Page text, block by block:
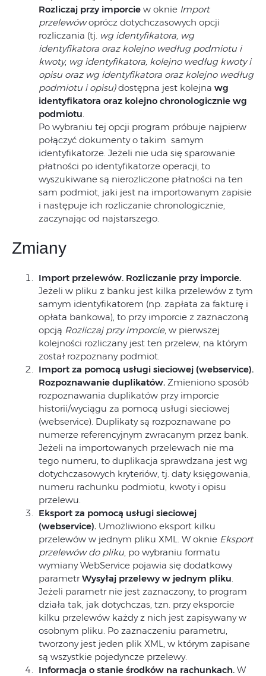
Rozliczaj przy imporcie w oknie Import
przelewówoprócz dotychczasowych opcji
rozliczania (tj. wg identyfikatora, wg
identyfikatora oraz kolejno według podmiotu i
kwoty, wg identyfikatora, kolejno według kwoty i
opisu oraz wg identyfikatora oraz kolejno według
podmiotu i opisu)dostępna jest kolejna wg
identyfikatora oraz kolejno chronologicznie wg
podmiotu.
Po wybraniu tej opcji program próbuje najpierw
połączyć dokumenty o takim samym
identyfikatorze. Jeżeli nie uda się sparowanie
płatności po identyfikatorze operacji, to
wyszukiwane są nierozliczone płatności na ten
sam podmiot, jaki jest na importowanym zapisie
i następuje ich rozliczanie chronologicznie,
zaczynając od najstarszego.
Zmiany
Import przelewów. Rozliczanie przy imporcie.
Jeżeli w pliku z banku jest kilka przelewów z tym
samym identyfikatorem (np. zapłata za fakturę i
opłata bankowa), to przy imporcie z zaznaczoną
opcją Rozliczaj przy imporcie, w pierwszej
kolejności rozliczany jest ten przelew, na którym
został rozpoznany podmiot.
Import za pomocą usługi sieciowej (webservice).
Rozpoznawanie duplikatów. Zmieniono sposób
rozpoznawania duplikatów przy imporcie
historii/wyciągu za pomocą usługi sieciowej
(webservice). Duplikaty są rozpoznawane po
numerze referencyjnym zwracanym przez bank.
Jeżeli na importowanych przelewach nie ma
tego numeru, to duplikacja sprawdzana jest wg
dotychczasowych kryteriów, tj. daty księgowania,
numeru rachunku podmiotu, kwoty i opisu
przelewu.
Eksport za pomocą usługi sieciowej
(webservice). Umożliwiono eksport kilku
przelewów w jednym pliku XML. W oknie Eksport
przelewów do pliku, po wybraniu formatu
wymiany WebService pojawia się dodatkowy
parametrWysyłaj przelewy w jednym pliku.
Jeżeli parametr nie jest zaznaczony, to program
działa tak, jak dotychczas, tzn. przy eksporcie
kilku przelewów każdy z nich jest zapisywany w
osobnym pliku. Po zaznaczeniu parametru,
tworzony jest jeden plik XML, w którym zapisane
są wszystkie pojedyncze przelewy.
Informacja o stanie środków na rachunkach. W